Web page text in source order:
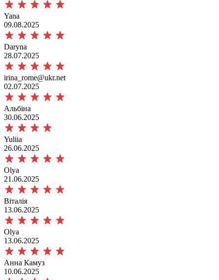
Yana
09.08.2025
Daryna
28.07.2025
irina_rome@ukr.net
02.07.2025
Альбіна
30.06.2025
Yuliia
26.06.2025
Olya
21.06.2025
Віталія
13.06.2025
Olya
13.06.2025
Анна Камуз
10.06.2025